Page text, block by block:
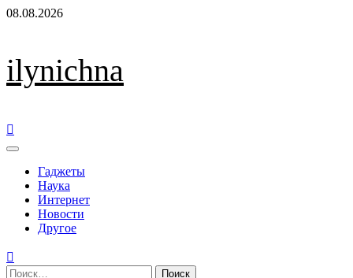
Перейти
08.08.2026
ilynichna
Основное
Гаджеты
Наука
Интернет
Новости
Другое
Найти: